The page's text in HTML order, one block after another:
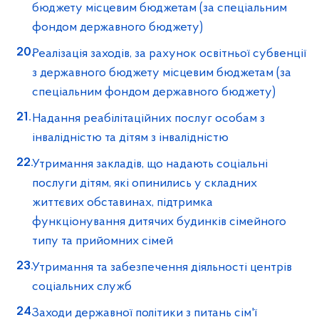
бюджету місцевим бюджетам (за спеціальним
фондом державного бюджету)
Реалізація заходів, за рахунок освітньої субвенції
з державного бюджету місцевим бюджетам (за
спеціальним фондом державного бюджету)
Надання реабілітаційних послуг особам з
інвалідністю та дітям з інвалідністю
Утримання закладів, що надають соціальні
послуги дітям, які опинились у складних
життєвих обставинах, підтримка
функціонування дитячих будинків сімейного
типу та прийомних сімей
Утримання та забезпечення діяльності центрів
соціальних служб
Заходи державної політики з питань сім'ї